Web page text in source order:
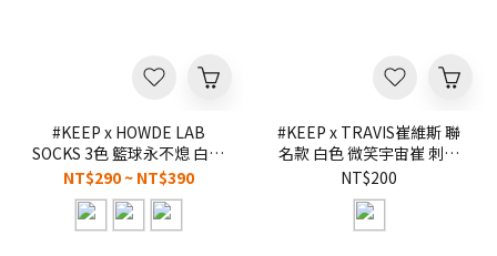
#KEEP x HOWDE LAB
SOCKS 3色 籃球永不熄 白色
粉色 黑色 厚底 刺繡 緩震 運
動 長襪 籃球襪【24FW08】
NT$290 ~ NT$390
#KEEP x TRAVIS崔維斯 聯
名款 白色 微笑宇宙崔 刺繡
長襪【24FW07-WH】
NT$200